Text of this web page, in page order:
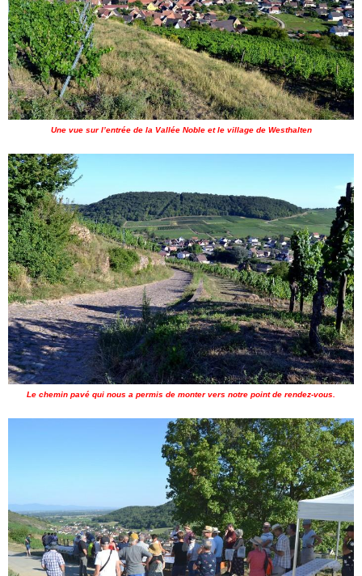
Une vue sur l’entrée de la Vallée Noble et le village de Westhalten
Le chemin pavé qui nous a permis de monter vers notre point de rendez-vous.